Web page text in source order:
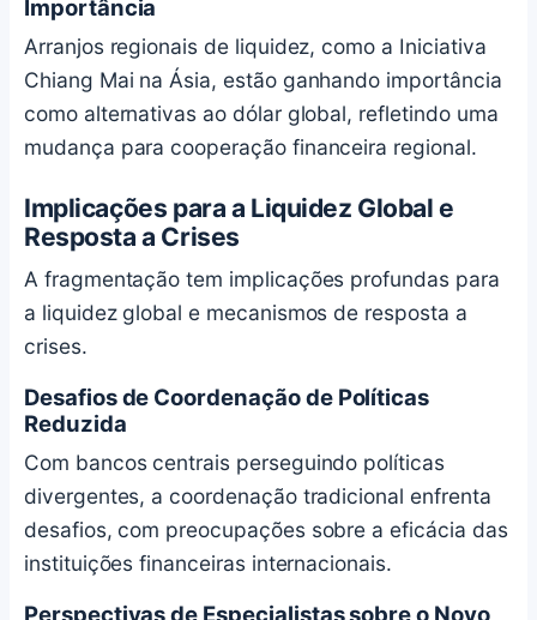
Importância
Arranjos regionais de liquidez, como a Iniciativa
Chiang Mai na Ásia, estão ganhando importância
como alternativas ao dólar global, refletindo uma
mudança para cooperação financeira regional.
Implicações para a Liquidez Global e
Resposta a Crises
A fragmentação tem implicações profundas para
a liquidez global e mecanismos de resposta a
crises.
Desafios de Coordenação de Políticas
Reduzida
Com bancos centrais perseguindo políticas
divergentes, a coordenação tradicional enfrenta
desafios, com preocupações sobre a eficácia das
instituições financeiras internacionais.
Perspectivas de Especialistas sobre o Novo